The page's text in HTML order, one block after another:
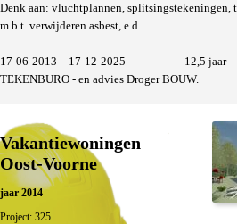
Denk aan: vluchtplannen, splitsingstekeningen,
m.b.t. verwijderen asbest, e.d.
17-06-2013 - 17-12-2025 12,5 jaar
TEKENBURO - en advies Droger BOUW.
Vakantiewoningen
Oost-Voorne
jaar 2014
Project: 325